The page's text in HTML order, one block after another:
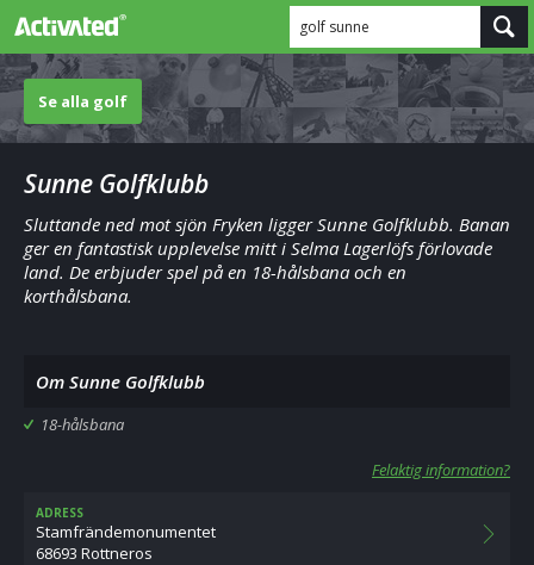
golf sunne
Se alla golf
Sunne Golfklubb
Sluttande ned mot sjön Fryken ligger Sunne Golfklubb. Banan
ger en fantastisk upplevelse mitt i Selma Lagerlöfs förlovade
land. De erbjuder spel på en 18-hålsbana och en
korthålsbana.
Om Sunne Golfklubb
18-hålsbana
Felaktig information?
ADRESS
Stamfrändemonumentet
68693 Rottneros